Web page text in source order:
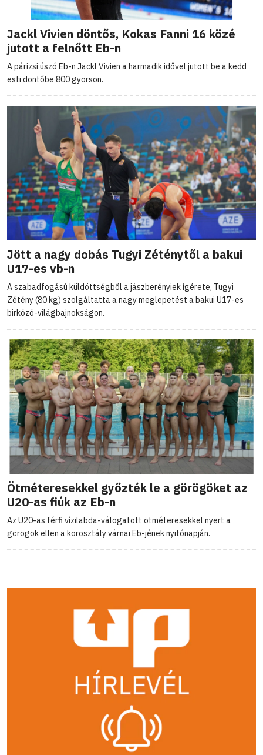
Jackl Vivien döntős, Kokas Fanni 16 közé
jutott a felnőtt Eb-n
A párizsi úszó Eb-n Jackl Vivien a harmadik idővel jutott be a kedd
esti döntőbe 800 gyorson.
Jött a nagy dobás Tugyi Zéténytől a bakui
U17-es vb-n
A szabadfogású küldöttségből a jászberényiek ígérete, Tugyi
Zétény (80 kg) szolgáltatta a nagy meglepetést a bakui U17-es
birkózó-világbajnokságon.
Ötméteresekkel győzték le a görögöket az
U20-as fiúk az Eb-n
Az U20-as férfi vízilabda-válogatott ötméteresekkel nyert a
görögök ellen a korosztály várnai Eb-jének nyitónapján.